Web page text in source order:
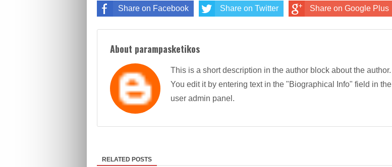
Share on Facebook Share on Twitter Share on Google Plus
About parampasketikos
This is a short description in the author block about the author.
You edit it by entering text in the "Biographical Info" field in the
user admin panel.
RELATED POSTS